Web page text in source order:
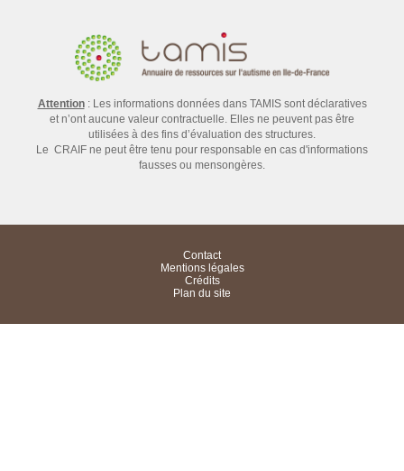
Attention: Les informations données dans TAMIS sont déclaratives
et n’ont aucune valeur contractuelle. Elles ne peuvent pas être
utilisées à des fins d’évaluation des structures.
Le CRAIF ne peut être tenu pour responsable en cas d'informations
fausses ou mensongères.
Contact
Mentions légales
Crédits
Plan du site